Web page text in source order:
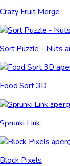
Crazy Fruit Merge
Sort Puzzle - Nuts
Food Sort 3D
Sprunki Link
Block Pixels